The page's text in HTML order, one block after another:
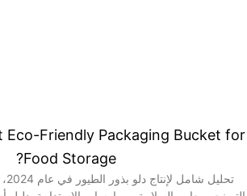
Eco-Friendly Packaging Bucket for
Food Storage?